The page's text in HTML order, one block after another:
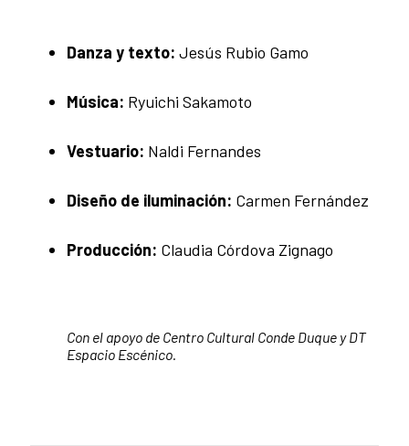
Danza y texto: Jesús Rubio Gamo
Música: Ryuichi Sakamoto
Vestuario: Naldi Fernandes
Diseño de iluminación: Carmen Fernández
Producción: Claudia Córdova Zignago
Con el apoyo de Centro Cultural Conde Duque y DT
Espacio Escénico.